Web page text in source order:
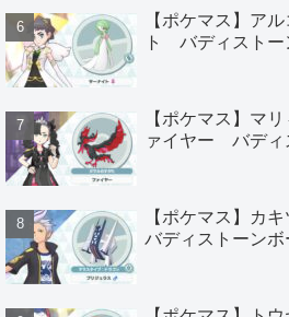
【ポケマス】ア
ト バディストー
【ポケマス】マ
ァイヤー バディ
【ポケマス】カ
バディストーンボ